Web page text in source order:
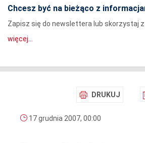
Chcesz być na bieżąco z
Zapisz się do newslettera lub skorzystaj z
więcej...
DRUKUJ
17 grudnia 2007, 00:00